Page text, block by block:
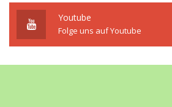
Youtube
Folge uns auf Youtube